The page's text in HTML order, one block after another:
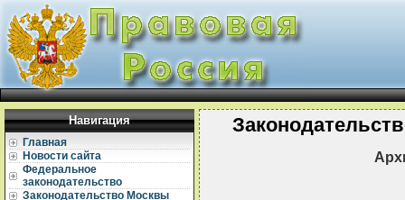
Навигация
Главная
Новости сайта
Федеральное
законодательство
Законодательство Москвы